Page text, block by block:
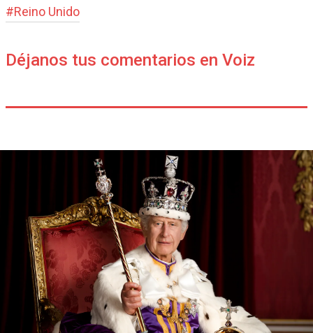
#Reino Unido
Déjanos tus comentarios en Voiz